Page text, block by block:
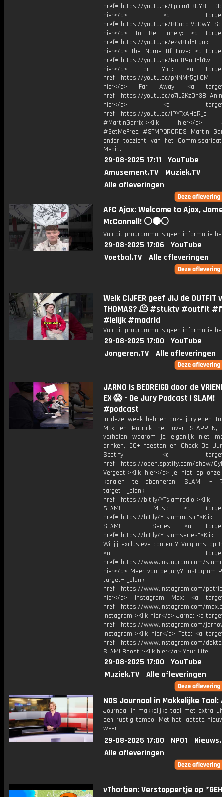
href="https://youtu.be/Lpjcm1F8tY8
hier</a> <a
href="https://youtu.be/BDocp-VpCwY
hier</a> To Be Lonely: <a
href="https://youtu.be/
hier</a> The Name Of Love: <a
href="https://youtu.be/RnBT9uUYb1w
hier</a> For You: <a
href="https://youtu.be/
hier</a> Far Away: <a
href="https://youtu.be/o7iL2KzDh38
hier</a> <a
href="https://youtu.be/IPYTxAHeR_o
#MartinGarrix">Klik hier</a>
#SetMeFree #STMPDRCRDS Martin
onder toezicht van het
Media.
29-08-2025 17:11
YouTube
Amusement.TV
Muziek.TV
Alle afleveringen
AFC Ajax: Welcome to Ajax,
McConnell! ⚪️🔴⚪️
Van dit programma is geen informatie
29-08-2025 17:06
YouTube
Voetbal.TV
Alle afleveringen
Welk CIJFER geef JIJ de OUTFIT
THOMAS? 🫠 #stuktv #outfit
#lelijk #madrid
Van dit programma is geen informatie
29-08-2025 17:00
YouTube
Jongeren.TV
Alle afleveringen
JARNO is BEDREIGD door de
EX 😱 - De Jury Podcast | SLAM!
#podcast
In deze week hebben onze juryleden
Max en Patrick het over STAPPEN,
verhalen waarom je eigenlijk niet
drinken, 50+ feesten en Check De
Spotify: <a
href="https://open.spotify.com/show/
Vergeet">Klik hier</a> je niet op onze
kanalen te abonneren: SLAM! –
target="_blank"
href="https://bit.ly/
SLAM! – Music <a
href="https://bit.ly/
SLAM! – Series <a
href="https://bit.ly/
Wil jij exclusieve content? Volg ons op
<a
href="https://www.instagram.com/
hier</a> Meer van de jury? Instagram
target="_blank"
href="https://www.instagram.com/
hier</a> Instagram Max: <a
href="https://www.instagram.com/
Instagram">Klik hier</a> Jarno: <a
href="https://www.instagram.com/
Instagram">Klik hier</a> Toto: <a
href="https://www.instagram.com/
SLAM! Boost">Klik hier</a> Your Life
29-08-2025 17:00
YouTube
Muziek.TV
Alle afleveringen
NOS Journaal in Makkelijke Taal:
Journaal in makkelijke taal met extra
een rustig tempo. Met het laatste
weer.
29-08-2025 17:00 NPO1
Alle afleveringen
vThorben: Verstoppertje op